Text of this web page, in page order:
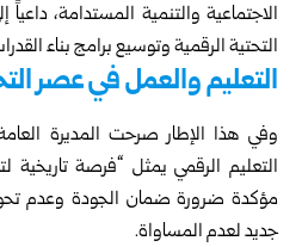
الاجتماعية والتنمية المستدامة،
التحتية الرقمية وتوسيع برامج بناء
التعليم والعمل في عصر
وفي هذا الإطار صرحت المديرة
التعليم الرقمي يمثل “فرصة تاريخية
مؤكدة ضرورة ضمان الجودة وعدم
جديد لعدم المساواة.